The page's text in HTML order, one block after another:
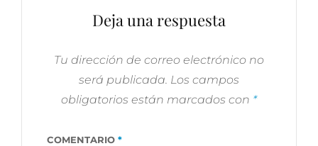
Deja una respuesta
Tu dirección de correo electrónico no
será publicada. Los campos
obligatorios están marcados con *
COMENTARIO *